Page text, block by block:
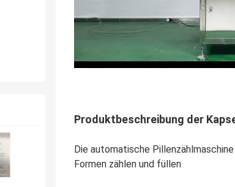
Produktbeschreibung der
Die automatische
Formen zählen und füllen